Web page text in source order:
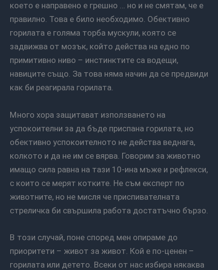
което е направено е грешно … но и не смятам, че е
правилно. Това е било необходимо. Обективно
горилата е голяма торба мускули, която се
задвижва от мозък, който действа на едно по
примитивно ниво – инстинктите са водещи,
навиците също. За това няма начин да се предвиди
как би реагирала горилата.
Много хора защитават използването на
успокоителни за да бъде приспана горилата, но
обективно успокоителното не действа веднага,
колкото и да не им се вярва. Говорим за животно
имащо сила равна на тази 10-ина мъже и рефлекси,
с които се мерят котките. Не съм експерт по
животните, но не мисля че приспивателната
стреличка би свършила работа достатъчно бързо.
В този случай, поне според мен опираме до
приоритети – живот за живот. Кой е по-ценен –
горилата или детето. Всеки от нас избира някаква